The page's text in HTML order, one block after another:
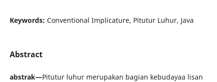
Keywords: Conventional Implicature, Pitutur Luhur, Java
Abstract
abstrak—Pitutur luhur merupakan bagian kebudayaa lisan